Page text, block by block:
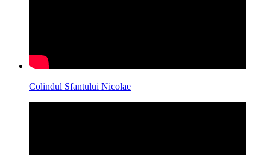
Colindul Sfantului Nicolae